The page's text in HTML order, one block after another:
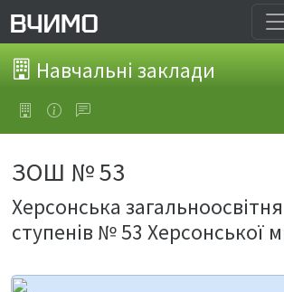
Навчальні заклади
ЗОШ № 53
Херсонська загальноосвітня
ступенів № 53 Херсонської